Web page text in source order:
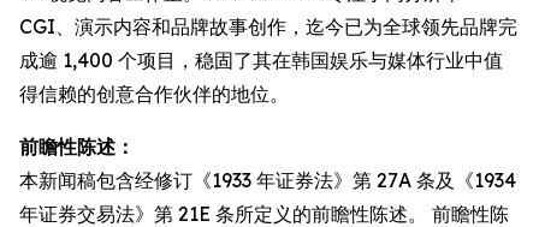
CGI、演示内容和品牌故事创作，迄今已为全球领先品牌完
成逾 1,400 个项目，稳固了其在韩国娱乐与媒体行业中值
得信赖的创意合作伙伴的地位。
前瞻性陈述：
本新闻稿包含经修订《1933 年证券法》第 27A 条及《1934
年证券交易法》第 21E 条所定义的前瞻性陈述。 前瞻性陈